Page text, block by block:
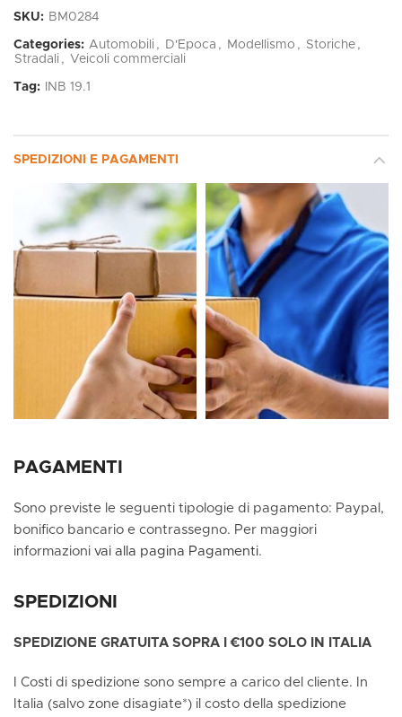
SKU: BM0284
Categories: Automobili , D'Epoca , Modellismo , Storiche ,
Stradali , Veicoli commerciali
Tag: INB 19.1
SPEDIZIONI E PAGAMENTI
PAGAMENTI
Sono previste le seguenti tipologie di pagamento: Paypal,
bonifico bancario e contrassegno. Per maggiori
informazioni vai alla pagina Pagamenti.
SPEDIZIONI
SPEDIZIONE GRATUITA SOPRA I €100 SOLO IN ITALIA
I Costi di spedizione sono sempre a carico del cliente. In
Italia (salvo zone disagiate*) il costo della spedizione